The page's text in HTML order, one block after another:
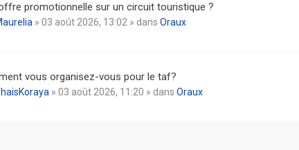
promotionnelle sur un circuit touristique ?
» 03 août 2026, 13:02 » dans Oraux
vous organisez-vous pour le taf?
» 03 août 2026, 11:20 » dans Oraux